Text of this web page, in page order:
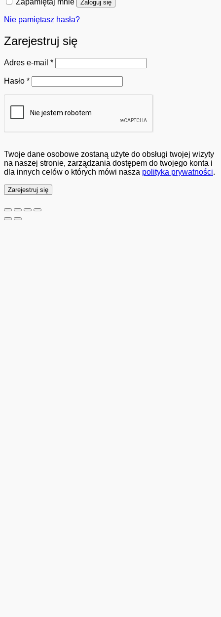
Zaloguj się
Nie pamiętasz hasła?
Zarejestruj się
Adres e-mail *Wymagane
Hasło *Wymagane
Twoje dane osobowe zostaną użyte do obsługi twojej wizyty
na naszej stronie, zarządzania dostępem do twojego konta i
dla innych celów o których mówi nasza polityka prywatności.
Zarejestruj się